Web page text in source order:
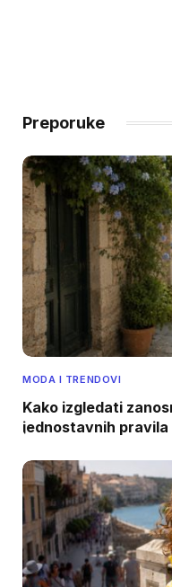
Preporuke
MODA I TRENDOVI
Kako izgledati
jednostavnih